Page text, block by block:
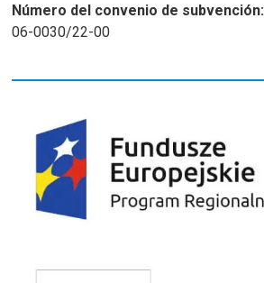
Número del convenio de subvención:
06-0030/22-00